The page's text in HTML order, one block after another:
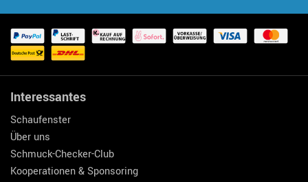
Interessantes
Schaufenster
Über uns
Schmuck-Checker-Club
Kooperationen & Sponsoring